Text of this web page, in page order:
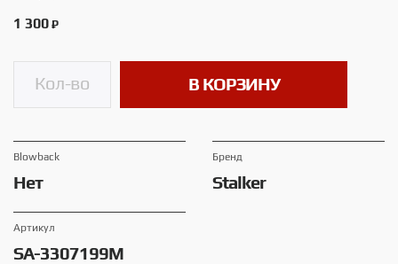
1 300 ₽
В КОРЗИНУ
Blowback
Нет
Брeнд
Stalker
Артикул
SA-3307199M